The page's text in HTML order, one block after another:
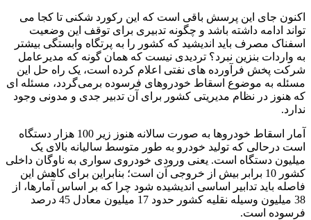
اکنون جای این پرسش باقی است که این رکورد شکنی تا کجا می
تواند ادامه داشته باشد و چگونه تدبیری برای توقف این وضعیت
اسفناک مصرف باید اندیشید که کشور را به پرتگاه وابستگی بیشتر
به واردات بنزین نبرد؟ تردیدی نیست که همان گونه که مدیرعامل
شرکت پخش فرآورده های نفتی اعلام کرده است، یک راه حل این
مسئله به موضوع اسقاط خودروهای فرسوده برمی‌گردد، مسئله ای
که هنوز در نظام مدیریتی کشور برای آن تدبیر جدی و مدونی وجود
ندارد.
آمار اسقاط خودروها به صورت سالانه هنوز زیر 100 هزار دستگاه
است درحالی که تولید خودرو به طور متوسط سالیانه بالای یک
میلیون دستگاه است. یعنی ورودی خودروی سواری به ناوگان داخلی
کشور 10 برابر بیش از خروجی آن است؛ بنابراین برای کاهش این
فاصله باید تدابیر اساسی اندیشیده شود چرا که بر اساس آمارها، از
38 میلیون وسیله نقلیه کشور حدود 17 میلیون معادل 45 درصد
فرسوده است.